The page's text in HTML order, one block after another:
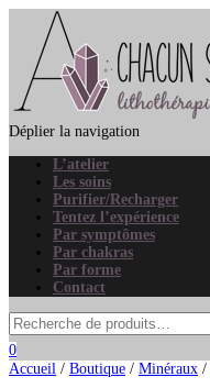
Déplier la navigation
L’atelier
Les soins
Purifier/Recharger
Tentez l’expérience
Par symptômes
Par chakras
Par forme
Contact
0
Accueil / Boutique / Minéraux /